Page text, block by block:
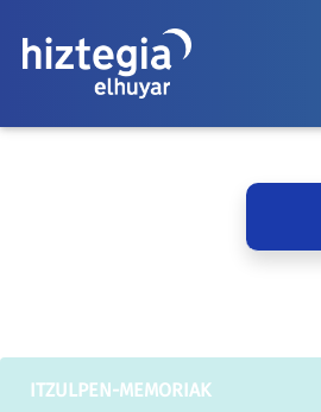
ITZULPEN-MEMORIAK